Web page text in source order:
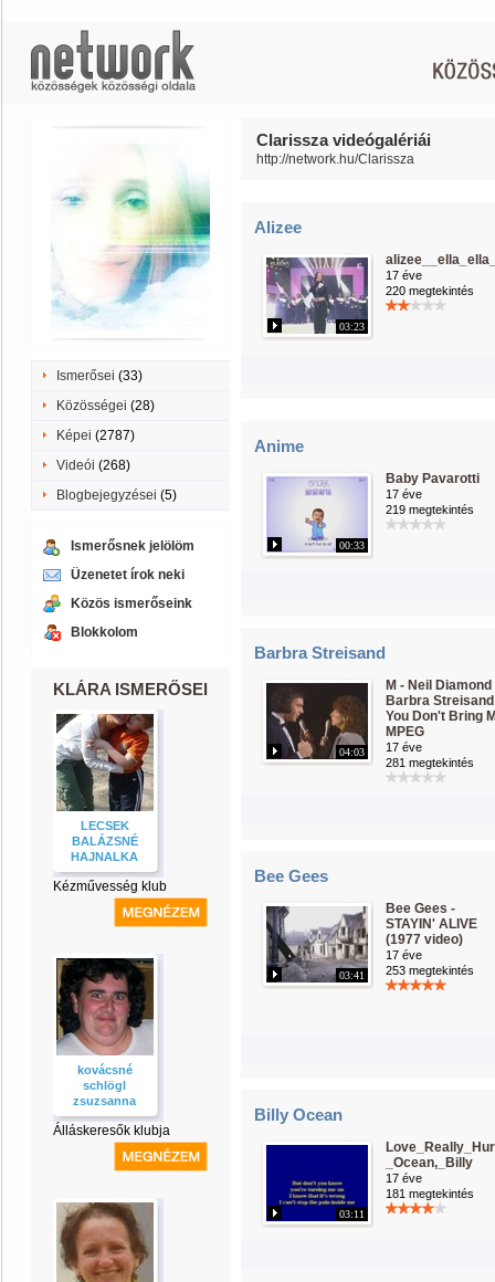
Ismerősei (33)
Közösségei (28)
Képei (2787)
Videói (268)
Blogbejegyzései (5)
Ismerősnek jelölöm
Üzenetet írok neki
Közös ismerőseink
Blokkolom
KLÁRA ISMERŐSEI
LECSEK
BALÁZSNÉ
HAJNALKA
Kézművesség klub
kovácsné
schlögl
zsuzsanna
Álláskeresők klubja
Clarissza videógalériái
http://network.hu/Clarissza
Alizee
03:23
17 éve
220 megtekintés
Anime
00:33
Baby Pavarotti
17 éve
219 megtekintés
Barbra Streisand
04:03
M - Neil Diamond
Barbra
You Don't Bring
MPEG
17 éve
281 megtekintés
Bee Gees
03:41
Bee Gees -
STAYIN' ALIVE
(1977 video)
17 éve
253 megtekintés
Billy Ocean
03:11
_Ocean,_Billy
17 éve
181 megtekintés